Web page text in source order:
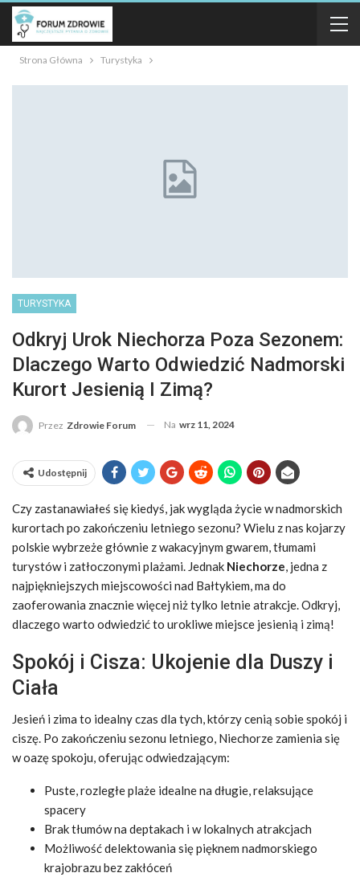
Strona Główna Turystyka
TURYSTYKA
Odkryj Urok Niechorza Poza Sezonem:
Dlaczego Warto Odwiedzić Nadmorski
Kurort Jesienią I Zimą?
Przez Zdrowie Forum Na wrz 11, 2024
Udostępnij
Czy zastanawiałeś się kiedyś, jak wygląda życie w nadmorskich
kurortach po zakończeniu letniego sezonu? Wielu z nas kojarzy
polskie wybrzeże głównie z wakacyjnym gwarem, tłumami
turystów i zatłoczonymi plażami. Jednak Niechorze, jedna z
najpiękniejszych miejscowości nad Bałtykiem, ma do
zaoferowania znacznie więcej niż tylko letnie atrakcje. Odkryj,
dlaczego warto odwiedzić to urokliwe miejsce jesienią i zimą!
Spokój i Cisza: Ukojenie dla Duszy i
Ciała
Jesień i zima to idealny czas dla tych, którzy cenią sobie spokój i
ciszę. Po zakończeniu sezonu letniego, Niechorze zamienia się
w oazę spokoju, oferując odwiedzającym:
Puste, rozległe plaże idealne na długie, relaksujące
spacery
Brak tłumów na deptakach i w lokalnych atrakcjach
Możliwość delektowania się pięknem nadmorskiego
krajobrazu bez zakłóceń